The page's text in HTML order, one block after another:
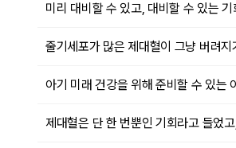
미리 대비할 수 있고, 대비할 수 있는
줄기세포가 많은 제대혈이 그냥 버려
아기 미래 건강을 위해 준비할 수 있는
제대혈은 단 한 번뿐인 기회라고 들었